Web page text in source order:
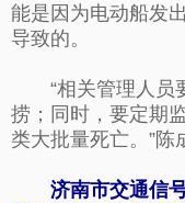
能是因为电动船发
导致的。
“相关管理人员
捞；同时，要定期
类大批量死亡。”陈
济南市交通信